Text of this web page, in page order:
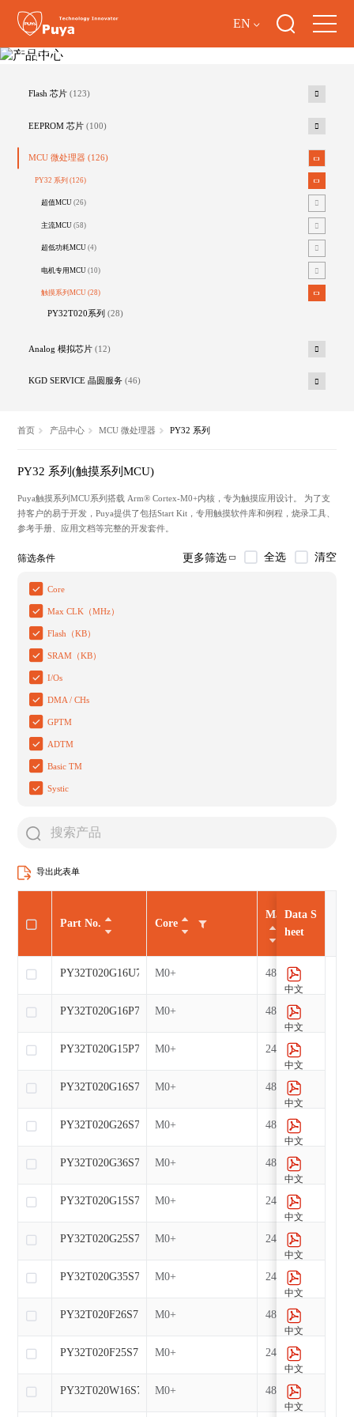
EN
产品中心
Flash 芯片 (123)
EEPROM 芯片 (100)
MCU 微处理器 (126)
PY32 系列(126)
超值MCU(26)
主流MCU(58)
超低功耗MCU(4)
电机专用MCU(10)
触摸系列MCU(28)
PY32T020系列(28)
Analog 模拟芯片 (12)
KGD SERVICE 晶圆服务 (46)
首页 产品中心 MCU 微处理器 PY32 系列
PY32 系列(触摸系列MCU)
Puya触摸系列MCU系列搭载 Arm® Cortex-M0+内核，专为触摸应用设计。 为了支
持客户的易于开发，Puya提供了包括Start Kit，专用触摸软件库和例程，烧录工具、
参考手册、应用文档等完整的开发套件。
筛选条件 更多筛选 全选 清空
Core
Max CLK（MHz）
Flash（KB）
SRAM（KB）
I/Os
DMA / CHs
GPTM
ADTM
Basic TM
Systic
导出此表单
Core
Max CLK（MHz
M0+ 48
M0+ 48
M0+ 24
M0+ 48
M0+ 48
M0+ 48
M0+ 24
M0+ 24
M0+ 24
M0+ 48
M0+ 24
M0+ 48
Part No.
PY32T020G16U7
PY32T020G16P7
PY32T020G15P7
PY32T020G16S7
PY32T020G26S7
PY32T020G36S7
PY32T020G15S7
PY32T020G25S7
PY32T020G35S7
PY32T020F26S7
PY32T020F25S7
PY32T020W16S7
Data S
heet
中文
中文
中文
中文
中文
中文
中文
中文
中文
中文
中文
中文